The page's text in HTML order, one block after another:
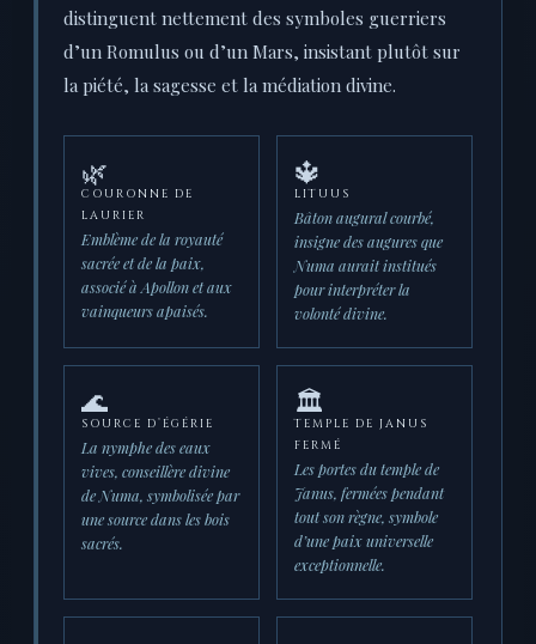
distinguent nettement des symboles guerriers
d’un Romulus ou d’un Mars, insistant plutôt sur
la piété, la sagesse et la médiation divine.
🌿
COURONNE DE
LAURIER
Emblème de la royauté
sacrée et de la paix,
associé à Apollon et aux
vainqueurs apaisés.
🔱
LITUUS
Bâton augural courbé,
insigne des augures que
Numa aurait institués
pour interpréter la
volonté divine.
🌊
SOURCE D’ÉGÉRIE
La nymphe des eaux
vives, conseillère divine
de Numa, symbolisée par
une source dans les bois
sacrés.
🏛️
TEMPLE DE JANUS
FERMÉ
Les portes du temple de
Janus, fermées pendant
tout son règne, symbole
d’une paix universelle
exceptionnelle.